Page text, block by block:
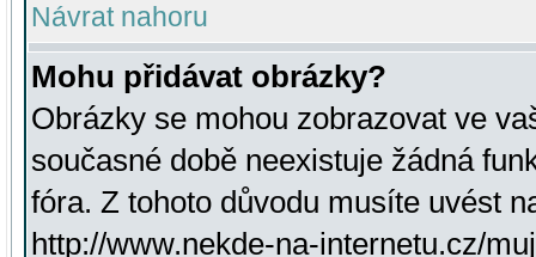
Návrat nahoru
Mohu přidávat obrázky?
Obrázky se mohou zobrazovat ve
současné době neexistuje žádná
fóra. Z tohoto důvodu musíte uvést
http://www.nekde-na-internetu.cz/